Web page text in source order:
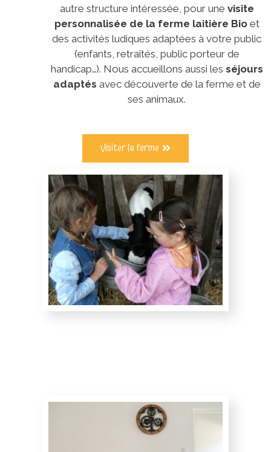
autre structure intéressée, pour une visite
personnalisée de la ferme laitière Bio et
des activités ludiques adaptées à votre public
(enfants, retraités, public porteur de
handicap…). Nous accueillons aussi les séjours
adaptés avec découverte de la ferme et de
ses animaux.
Visiter la ferme